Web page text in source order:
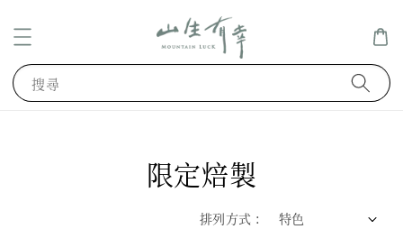
搜尋
限定焙製
排列方式 :